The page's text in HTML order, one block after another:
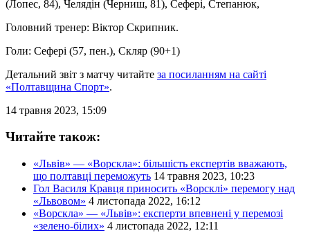
(Лопес, 84), Челядін (Черниш, 81), Сефері, Степанюк,
Головний тренер: Віктор Скрипник.
Голи: Сефері (57, пен.), Скляр (90+1)
Детальний звіт з матчу читайте за посиланням на сайті
«Полтавщина Спорт».
14 травня 2023, 15:09
Читайте також:
«Львів» — «Ворскла»: більшість експертів вважають,
що полтавці переможуть 14 травня 2023, 10:23
Гол Василя Кравця приносить «Ворсклі» перемогу над
«Львовом» 4 листопада 2022, 16:12
«Ворскла» — «Львів»: експерти впевнені у перемозі
«зелено-білих» 4 листопада 2022, 12:11